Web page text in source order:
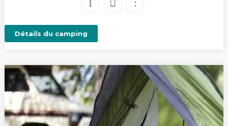
Détails du camping